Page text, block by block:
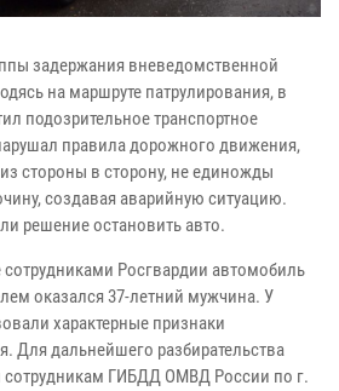
задержания вневедомственной
на маршруте патрулирования, в
подозрительное транспортное
правила дорожного движения,
стороны в сторону, не единожды
создавая аварийную ситуацию.
решение остановить авто.
Росгвардии автомобиль
оказался 37-летний мужчина. У
характерные признаки
Для дальнейшего разбирательства
сотрудникам ГИБДД ОМВД России по г.